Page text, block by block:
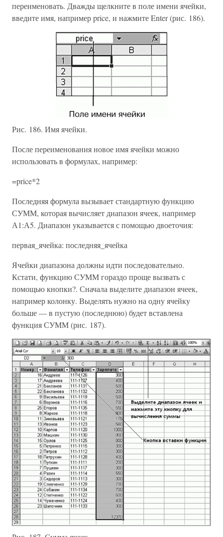
переименовать. Дважды щелкните в поле имени ячейки,
введите имя, например price, и нажмите Enter (рис. 186).
Рис. 186. Имя ячейки.
После переименования новое имя ячейки можно
использовать в формулах, например:
=price*2
Последняя формула вызывает стандартную функцию
СУММ, которая вычисляет диапазон ячеек, например
А1:А5. Диапазон указывается с помощью двоеточия:
первая_ячейка: последняя_ячейка
Ячейки диапазона должны идти последовательно.
Кстати, функцию СУММ гораздо проще вызвать с
помощью кнопки?. Сначала выделите диапазон ячеек,
например колонку. Выделять нужно на одну ячейку
больше — в пустую (последнюю) будет вставлена
функция СУММ (рис. 187).